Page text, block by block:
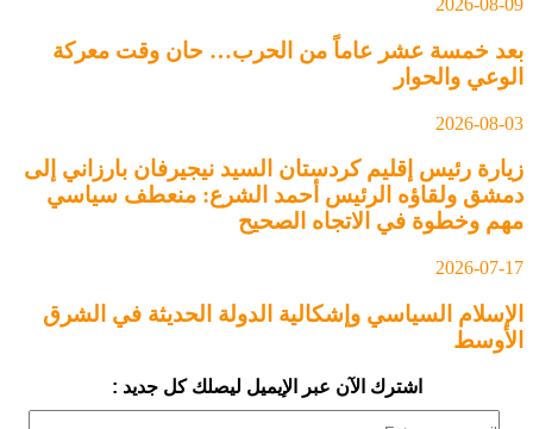
2026-08-09
بعد خمسة عشر عاماً من الحرب… حان وقت معركة
الوعي والحوار
2026-08-03
زيارة رئيس إقليم كردستان السيد نيجيرفان بارزاني إلى
دمشق ولقاؤه الرئيس أحمد الشرع: منعطف سياسي
مهم وخطوة في الاتجاه الصحيح
2026-07-17
الإسلام السياسي وإشكالية الدولة الحديثة في الشرق
الأوسط
اشترك الآن عبر الإيميل ليصلك كل جديد :